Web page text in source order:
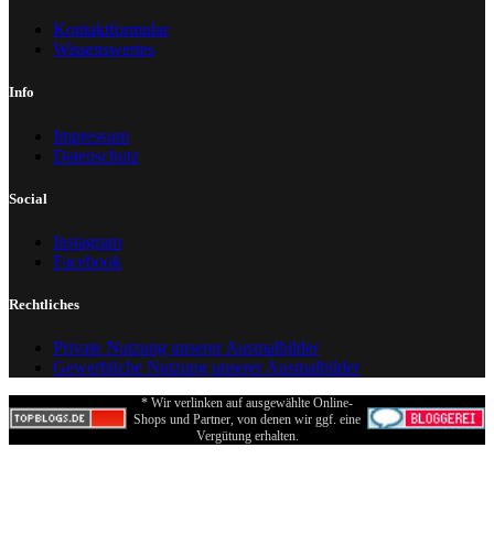
Kontaktformular
Wissenswertes
Info
Impressum
Datenschutz
Social
Instagram
Facebook
Rechtliches
Private Nutzung unserer Ausmalbilder
Gewerbliche Nutzung unserer Ausmalbilder
* Wir verlinken auf ausgewählte Online-
Shops und Partner, von denen wir ggf. eine
Vergütung erhalten.